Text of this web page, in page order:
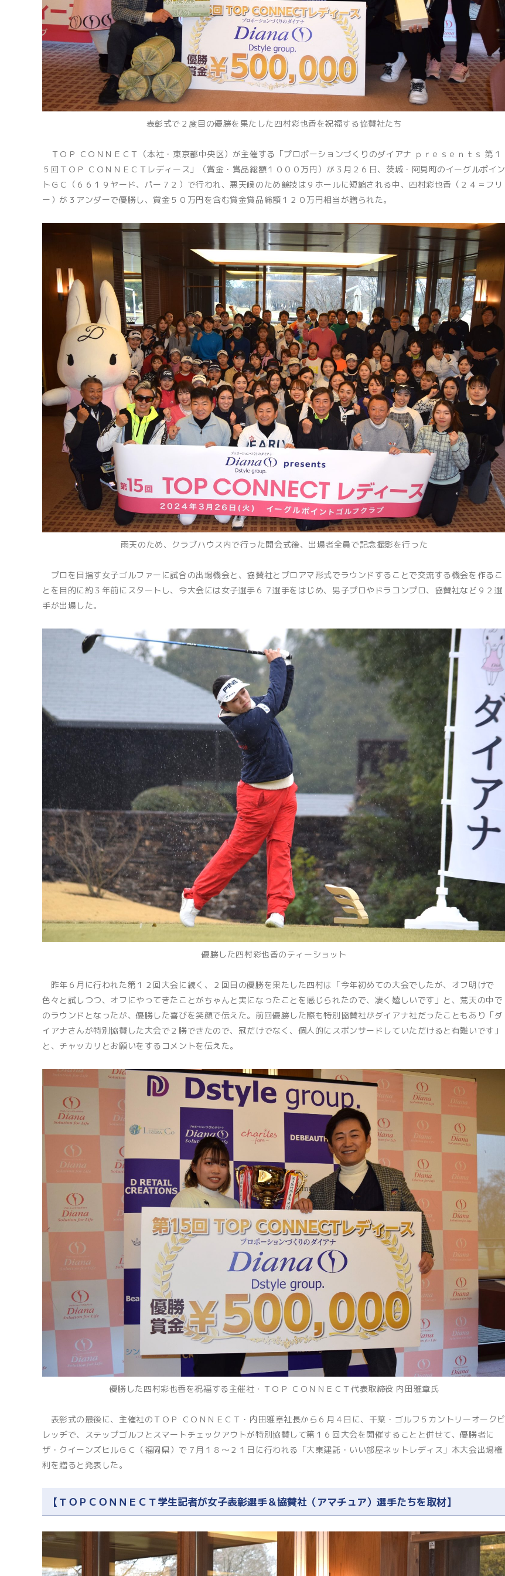
表彰式で２度目の優勝を果たした四村彩也香を祝福する協賛社たち
ＴＯＰ ＣＯＮＮＥＣＴ（本社・東京都中央区）が主催する「プロポーションづくりのダイアナ ｐｒｅｓｅｎｔｓ 第１
５回ＴＯＰ ＣＯＮＮＥＣＴレディース」（賞金・賞品総額１０００万円）が３月２６日、茨城・阿見町のイーグルポイン
トＧＣ（６６１９ヤード、パー７２）で行われ、悪天候のため競技は９ホールに短縮される中、四村彩也香（２４＝フリ
ー）が３アンダーで優勝し、賞金５０万円を含む賞金賞品総額１２０万円相当が贈られた。
雨天のため、クラブハウス内で行った開会式後、出場者全員で記念撮影を行った
プロを目指す女子ゴルファーに試合の出場機会と、協賛社とプロアマ形式でラウンドすることで交流する機会を作るこ
とを目的に約３年前にスタートし、今大会には女子選手６７選手をはじめ、男子プロやドラコンプロ、協賛社など９２選
手が出場した。
優勝した四村彩也香のティーショット
昨年６月に行われた第１２回大会に続く、２回目の優勝を果たした四村は「今年初めての大会でしたが、オフ明けで
色々と試しつつ、オフにやってきたことがちゃんと実になったことを感じられたので、凄く嬉しいです」と、荒天の中で
のラウンドとなったが、優勝した喜びを笑顔で伝えた。前回優勝した際も特別協賛社がダイアナ社だったこともあり「ダ
イアナさんが特別協賛した大会で２勝できたので、冠だけでなく、個人的にスポンサードしていただけると有難いです」
と、チャッカリとお願いをするコメントを伝えた。
優勝した四村彩也香を祝福する主催社・ＴＯＰ ＣＯＮＮＥＣＴ代表取締役 内田雅章氏
表彰式の最後に、主催社のＴＯＰ ＣＯＮＮＥＣＴ・内田雅章社長から６月４日に、千葉・ゴルフ５カントリーオークビ
レッヂで、ステップゴルフとスマートチェックアウトが特別協賛して第１６回大会を開催することと併せて、優勝者に
ザ・クイーンズヒルＧＣ（福岡県）で７月１８～２１日に行われる「大東建託・いい部屋ネットレディス」本大会出場権
利を贈ると発表した。
【ＴＯＰＣＯＮＮＥＣＴ学生記者が女子表彰選手＆協賛社（アマチュア）選手たちを取材】